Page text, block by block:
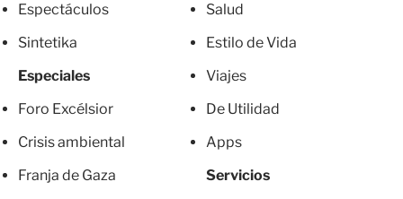
Espectáculos
Sintetika
Especiales
Foro Excélsior
Crisis ambiental
Franja de Gaza
Salud
Estilo de Vida
Viajes
De Utilidad
Apps
Servicios